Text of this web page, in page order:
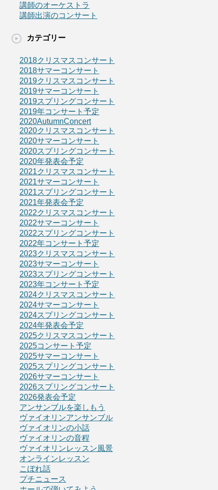
講師のオーケストラ
講師出演のコンサート
カテゴリー
2018クリスマスコンサート
2018サマーコンサート
2019クリスマスコンサート
2019サマーコンサート
2019スプリングコンサート
2019年コンサート予定
2020AutumnConcert
2020クリスマスコンサート
2020サマーコンサート
2020スプリングコンサート
2020年発表会予定
2021クリスマスコンサート
2021サマーコンサート
2021スプリングコンサート
2021年発表会予定
2022クリスマスコンサート
2022サマーコンサート
2022スプリングコンサート
2022年コンサート予定
2023クリスマスコンサート
2023サマーコンサート
2023スプリングコンサート
2023年コンサート予定
2024クリスマスコンサート
2024サマーコンサート
2024スプリングコンサート
2024年発表会予定
2025クリスマスコンサート
2025コンサート予定
2025サマーコンサート
2025スプリングコンサート
2026サマーコンサート
2026スプリングコンサート
2026発表会予定
アンサンブルを楽しもう
ヴァイオリンアンサンブル
ヴァイオリンの小話
ヴァイオリンの音程
ヴァイオリンレッスン風景
オンラインレッスン
こぼれ話
プチニュース